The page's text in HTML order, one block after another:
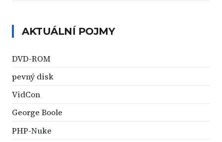
AKTUÁLNÍ POJMY
DVD-ROM
pevný disk
VidCon
George Boole
PHP-Nuke